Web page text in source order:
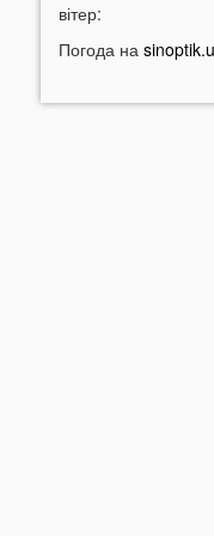
09:34
світла:
аномалію 6
вітер:
Погода на